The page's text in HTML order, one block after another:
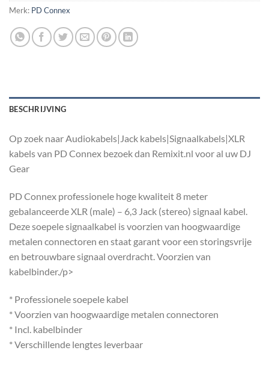
Merk: PD Connex
BESCHRIJVING
Op zoek naar Audiokabels|Jack kabels|Signaalkabels|XLR
kabels van PD Connex bezoek dan Remixit.nl voor al uw DJ
Gear
PD Connex professionele hoge kwaliteit 8 meter
gebalanceerde XLR (male) – 6,3 Jack (stereo) signaal kabel.
Deze soepele signaalkabel is voorzien van hoogwaardige
metalen connectoren en staat garant voor een storingsvrije
en betrouwbare signaal overdracht. Voorzien van
kabelbinder./p>
* Professionele soepele kabel
* Voorzien van hoogwaardige metalen connectoren
* Incl. kabelbinder
* Verschillende lengtes leverbaar